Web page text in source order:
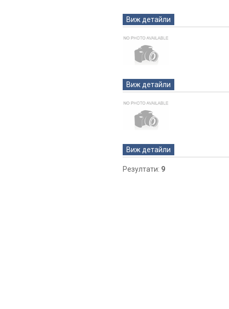
Виж детайли
Виж детайли
Виж детайли
Резултати: 9